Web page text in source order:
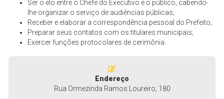
Ser o elo entre o Chefe do Executivo e o público, cabendo-
lhe organizar o serviço de audiências públicas;
Receber e elaborar a correspondência pessoal do Prefeito;
Preparar seus contatos com os titulares municipais;
Exercer funções protocolares de cerimônia.
Endereço
Rua Ormezinda Ramos Loureiro, 180